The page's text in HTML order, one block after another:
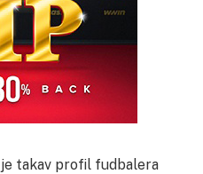
takav profil fudbalera